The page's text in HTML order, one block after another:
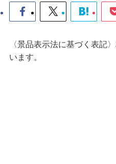
〈景品表示法に基づく表記
います。